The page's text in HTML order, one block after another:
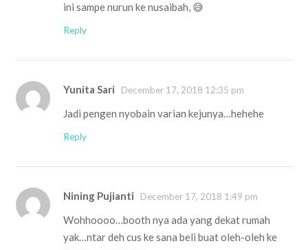
ini sampe nurun ke nusaibah, 😅
Reply
Yunita Sari December 17, 2018 12:35 pm
Jadi pengen nyobain varian kejunya…hehehe
Reply
Nining Pujianti December 17, 2018 1:49 pm
Wohhoooo…booth nya ada yang dekat rumah
yak…ntar deh cus ke sana beli buat oleh-oleh ke